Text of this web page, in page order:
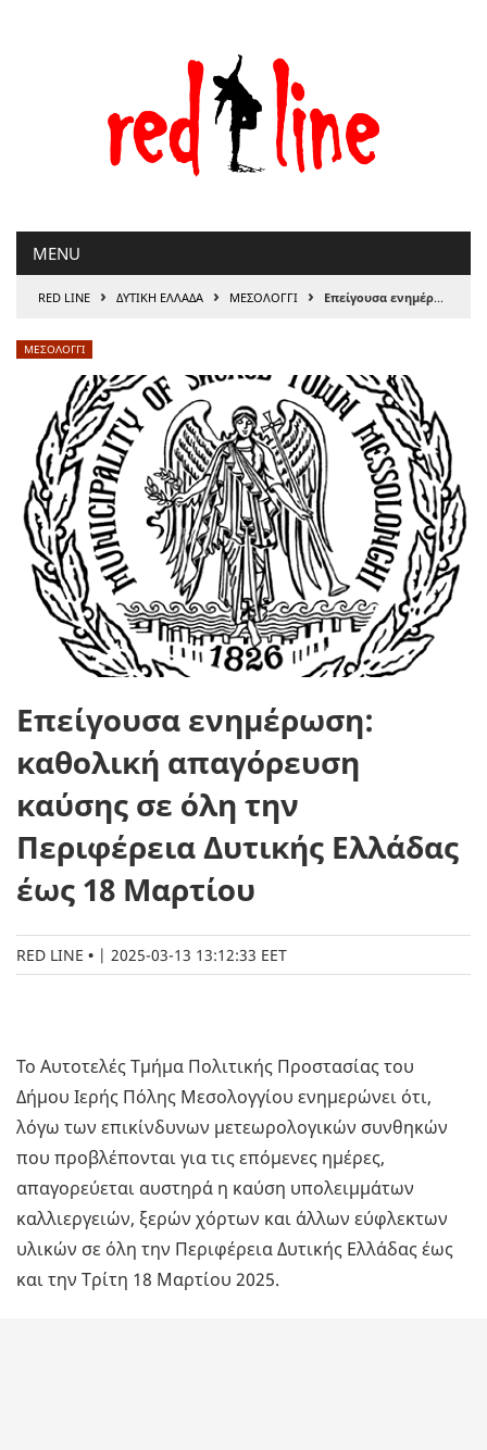
MENU
RED LINE › ΔΥΤΙΚΗ ΕΛΛΑΔΑ › ΜΕΣΟΛΟΓΓΙ › Επείγουσα ενημέρωση: καθολική απαγόρευση καύσης σε όλη την Περιφέρεια Δυτικής Ελλάδας έως 18 Μαρτίου
ΜΕΣΟΛΟΓΓΙ
Επείγουσα ενημέρωση:
καθολική απαγόρευση
καύσης σε όλη την
Περιφέρεια Δυτικής Ελλάδας
έως 18 Μαρτίου
RED LINE | 2025-03-13 13:12:33 EET
Το Αυτοτελές Τμήμα Πολιτικής Προστασίας του
Δήμου Ιερής Πόλης Μεσολογγίου ενημερώνει ότι,
λόγω των επικίνδυνων μετεωρολογικών συνθηκών
που προβλέπονται για τις επόμενες ημέρες,
απαγορεύεται αυστηρά η καύση υπολειμμάτων
καλλιεργειών, ξερών χόρτων και άλλων εύφλεκτων
υλικών σε όλη την Περιφέρεια Δυτικής Ελλάδας έως
και την Τρίτη 18 Μαρτίου 2025.